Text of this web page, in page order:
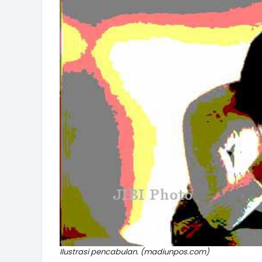
Ilustrasi pencabulan. (madiunpos.com)